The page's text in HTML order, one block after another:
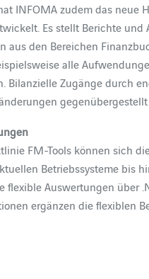
INFOMA zudem das neue
Es stellt Berichte und
den Bereichen
alle
Zugänge durch
gegenübergestellt
FM-Tools können sich
Betriebssysteme bis
Auswertungen über
ergänzen die flexiblen